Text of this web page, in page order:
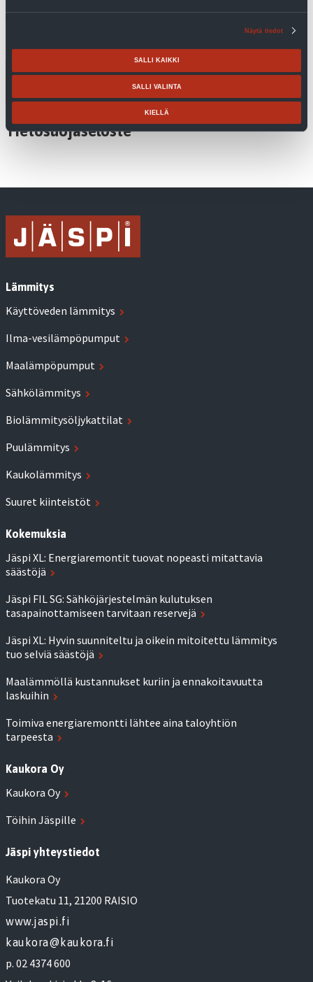
Näytä tiedot
SALLI KAIKKI
SALLI VALINTA
KIELLÄ
Annan suostumukseni henkilötietojeni
Tietosuojaseloste
Lämmitys
Käyttöveden lämmitys
Ilma-vesilämpöpumput
Maalämpöpumput
Sähkölämmitys
Biolämmitysöljykattilat
Puulämmitys
Kaukolämmitys
Suuret kiinteistöt
Kokemuksia
Jäspi XL: Energiaremontit tuovat nopeasti mitattavia
säästöjä
Jäspi FIL SG: Sähköjärjestelmän kulutuksen
tasapainottamiseen tarvitaan reservejä
Jäspi XL: Hyvin suunniteltu ja oikein mitoitettu lämmitys
tuo selviä säästöjä
Maalämmöllä kustannukset kuriin ja ennakoitavuutta
laskuihin
Toimiva energiaremontti lähtee aina taloyhtiön
tarpeesta
Kaukora Oy
Kaukora Oy
Töihin Jäspille
Jäspi yhteystiedot
Kaukora Oy
Tuotekatu 11, 21200 RAISIO
www.jaspi.fi
kaukora@kaukora.fi
p. 02 4374 600